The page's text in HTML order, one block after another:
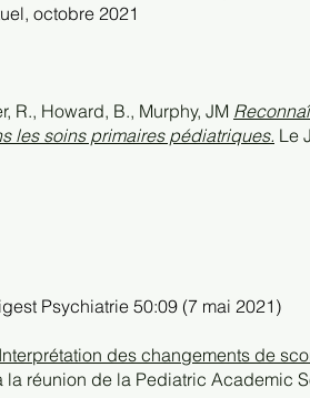
octobre 2021
R., Howard, B., Murphy, JM
les soins primaires pédiatriques. Le
Psychiatrie 50:09 (7 mai 2021)
Interprétation des changements de
la réunion de la Pediatric Academic